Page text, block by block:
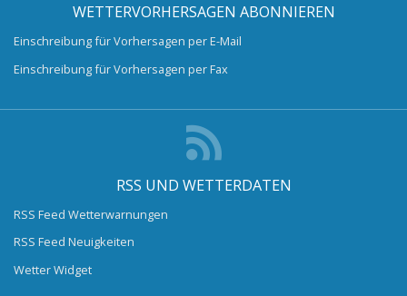
WETTERVORHERSAGEN ABONNIEREN
Einschreibung für Vorhersagen per E-Mail
Einschreibung für Vorhersagen per Fax
RSS UND WETTERDATEN
RSS Feed Wetterwarnungen
RSS Feed Neuigkeiten
Wetter Widget